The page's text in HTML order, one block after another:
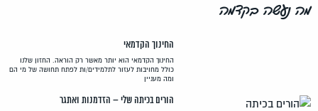
מה נעשה בקדמה
החינוך הקדמאי
החינוך הקדמאי הוא יותר מאשר רק הוראה. החזון שלנו
כולל מחויבות לעזור לתלמידים/ות לפתח תחושה של מי הם
ומה מעניין
הורים בכיתה שלי – הזדמנות ואתגר